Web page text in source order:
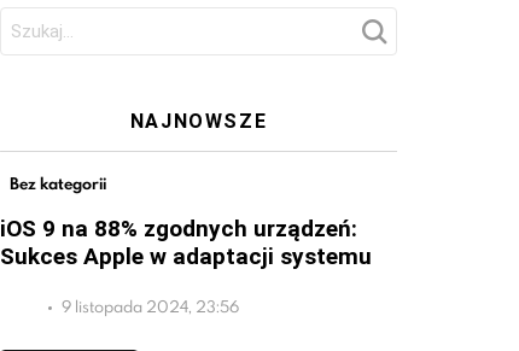
NAJNOWSZE
Bez kategorii
iOS 9 na 88% zgodnych urządzeń:
Sukces Apple w adaptacji systemu
9 listopada 2024, 23:56